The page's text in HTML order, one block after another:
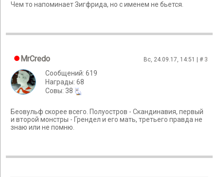
Чем то напоминает Зигфрида, но с именем не бьется.
MrCredo Вс, 24.09.17, 14:51 | # 3
Сообщений: 619
Награды: 68
Cовы: 38
Беовульф скорее всего. Полуостров - Скандинавия, первый
и второй монстры - Грендел и его мать, третьего правда не
знаю или не помню.